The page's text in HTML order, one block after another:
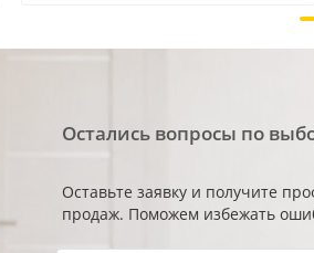
Остались вопросы по
Оставьте заявку и получите
продаж. Поможем избежать